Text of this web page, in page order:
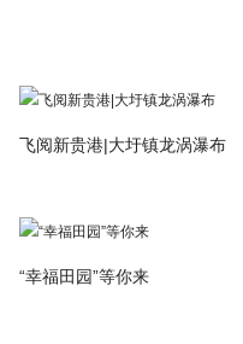
飞阅新贵港|大圩镇龙涡瀑布
“幸福田园”等你来